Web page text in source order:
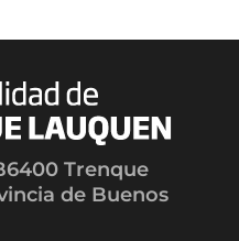
Trenque
de Buenos